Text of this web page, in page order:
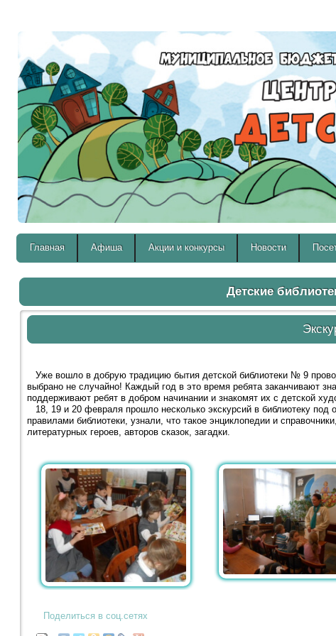
Главная Афиша Акции и конкурсы Новости
Детские
Уже вошло в добрую традицию бытия детской библиотеки № 9
выбрано не случайно! Каждый год в это время ребята заканчивают
поддерживают ребят в добром начинании и знакомят их с детской
18, 19 и 20 февраля прошло несколько экскурсий в библиотеку под
правилами библиотеки, узнали, что такое энциклопедии и
литературных героев, авторов сказок, загадки.
Поделиться в соц.сетях